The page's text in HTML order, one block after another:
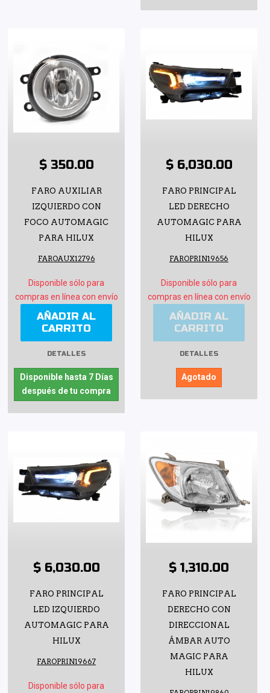
$ 350.00
FARO AUXILIAR
IZQUIERDO CON
FOCO AUTOMAGIC
PARA HILUX
FAROAUX12796
Disponible sólo para
compras en línea con envío
AÑADIR AL
CARRITO
DETALLES
Disponible hasta 7 Días
después de tu compra
$ 6,030.00
FARO PRINCIPAL
LED DERECHO
AUTOMAGIC PARA
HILUX
FAROPRIN19656
Disponible sólo para
compras en línea con envío
AÑADIR AL
CARRITO
DETALLES
Agotado
$ 6,030.00
FARO PRINCIPAL
LED IZQUIERDO
AUTOMAGIC PARA
HILUX
FAROPRIN19667
Disponible sólo para
$ 1,310.00
FARO PRINCIPAL
DERECHO CON
DIRECCIONAL
ÁMBAR AUTO
MAGIC PARA
HILUX